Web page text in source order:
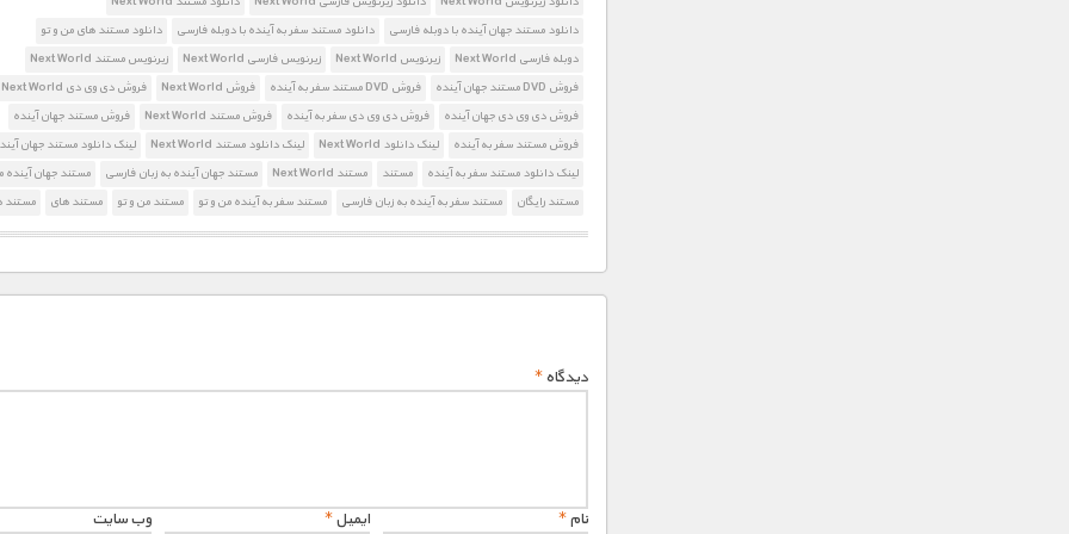
دانلود مستند جهان آینده با دوبله فارسی
دانلود مستند سفر به آینده با دوبله فارسی
دانلود مستند های من و تو
دوبله فارسی Next World
زیرنویس Next World زیرنویس فارسی Next World
زیرنویس مستند Next World
فروش DVD مستند جهان آینده
فروش DVD مستند سفر به آینده فروش Next World
فروش دی وی دی Next World
فروش دی وی دی جهان آینده
فروش دی وی دی سفر به آینده فروش مستند Next World
فروش مستند جهان آینده
فروش مستند سفر به آینده
لینک دانلود Next World لینک دانلود مستند Next World
لینک دانلود مستند جهان
لینک دانلود مستند سفر به آینده
مستند مستند Next World مستند جهان آینده به زبان فارسی
مستند جهان آینده
مستند رایگان
مستند سفر به آینده به زبان فارسی مستند سفر به آینده من و تو مستند من و تو مستند های مستند
دیدگاه*
نام* ایمیل* وب‌ سایت